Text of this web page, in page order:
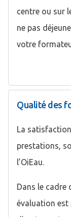
centre ou sur
ne pas
votre
Qualité des
La
prestations,
l’OiEau.
Dans le cadre
évaluation est